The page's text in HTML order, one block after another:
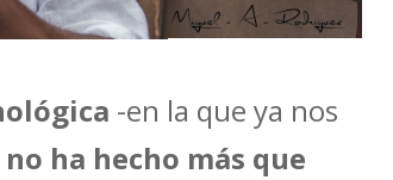
-en la que ya nos
no ha hecho más que